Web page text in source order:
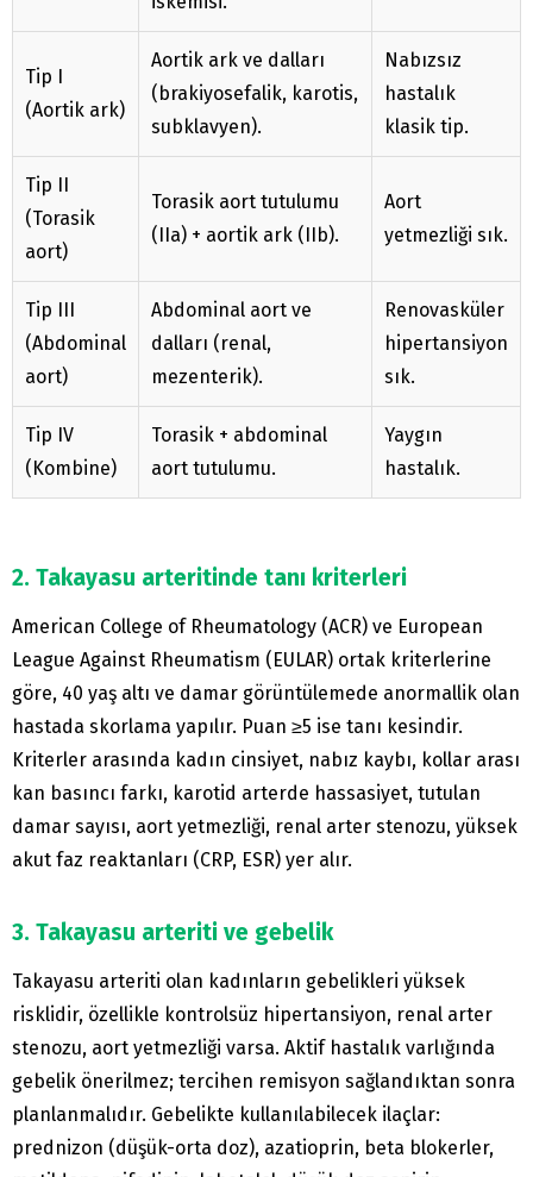
Tip I
(Aortik ark)
Aortik ark ve dalları
(brakiyosefalik, karotis,
subklavyen).
Nabızsız
hastalık
klasik tip.
Tip II
(Torasik
aort)
Torasik aort tutulumu
(IIa) + aortik ark (IIb).
Aort
yetmezliği sık.
Tip III
(Abdominal
aort)
Abdominal aort ve
dalları (renal,
mezenterik).
Renovasküler
hipertansiyon
sık.
Tip IV
(Kombine)
Torasik + abdominal
aort tutulumu.
Yaygın
hastalık.
2. Takayasu arteritinde tanı kriterleri
American College of Rheumatology (ACR) ve European
League Against Rheumatism (EULAR) ortak kriterlerine
göre, 40 yaş altı ve damar görüntülemede anormallik olan
hastada skorlama yapılır. Puan ≥5 ise tanı kesindir.
Kriterler arasında kadın cinsiyet, nabız kaybı, kollar arası
kan basıncı farkı, karotid arterde hassasiyet, tutulan
damar sayısı, aort yetmezliği, renal arter stenozu, yüksek
akut faz reaktanları (CRP, ESR) yer alır.
3. Takayasu arteriti ve gebelik
Takayasu arteriti olan kadınların gebelikleri yüksek
risklidir, özellikle kontrolsüz hipertansiyon, renal arter
stenozu, aort yetmezliği varsa. Aktif hastalık varlığında
gebelik önerilmez; tercihen remisyon sağlandıktan sonra
planlanmalıdır. Gebelikte kullanılabilecek ilaçlar:
prednizon (düşük-orta doz), azatioprin, beta blokerler,